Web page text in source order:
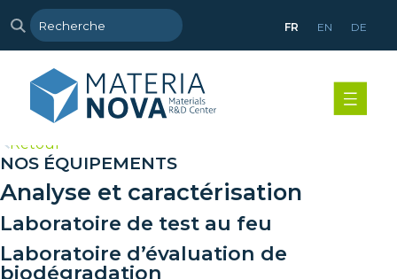
FR EN DE
Retour
NOS ÉQUIPEMENTS
Analyse et caractérisation
Laboratoire de test au feu
Laboratoire d’évaluation de
biodégradation